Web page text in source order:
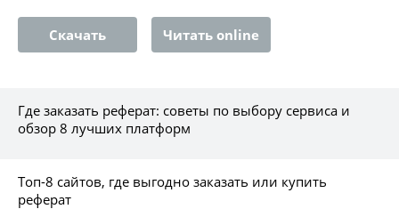
Скачать Читать online
Где заказать реферат: советы по выбору сервиса и
обзор 8 лучших платформ
Топ-8 сайтов, где выгодно заказать или купить
реферат